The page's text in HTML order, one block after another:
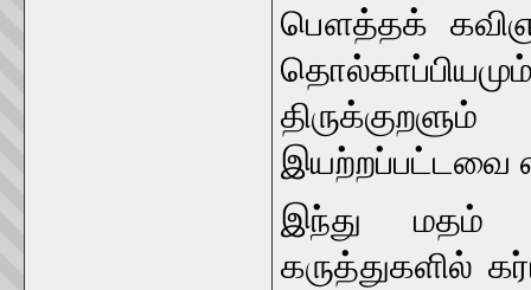
பௌத்தக்
இயற்றப்பட்டவை
இந்து மதம்
கருத்துகளில்